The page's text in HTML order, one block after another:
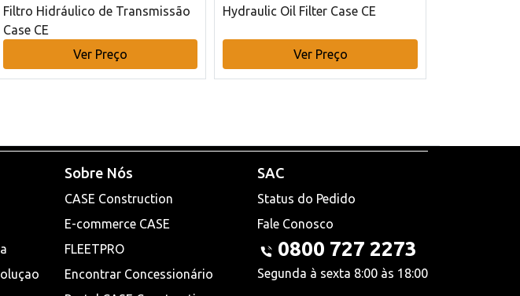
Filtro Hidráulico de Transmissão
Case CE
Ver Preço
Hydraulic Oil Filter Case CE
Ver Preço
Sobre Nós
CASE Construction
E-commerce CASE
FLEETPRO
Encontrar Concessionário
SAC
Status do Pedido
Fale Conosco
0800 727 2273
Segunda à sexta 8:00 às 18:00